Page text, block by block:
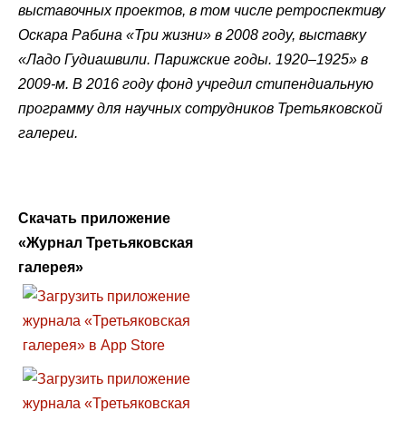
выставочных проектов, в том числе ретроспективу
Оскара Рабина «Три жизни» в 2008 году, выставку
«Ладо Гудиашвили. Парижские годы. 1920–1925» в
2009-м. В 2016 году фонд учредил стипендиальную
программу для научных сотрудников Третьяковской
галереи.
Скачать приложение
«Журнал Третьяковская
галерея»